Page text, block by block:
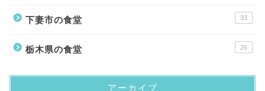
下妻市の食堂 33
栃木県の食堂 26
アーカイブ